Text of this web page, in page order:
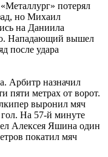
потерял
но Михаил
на Даниила
Нападающий вышел
после удара
Арбитр назначил
пяти метрах от ворот.
выронил мяч
гол. На 57-й минуте
Алексея Яшина один
покатил мяч